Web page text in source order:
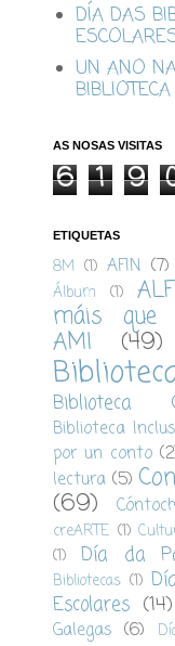
DÍA DAS
UN ANO
BIBLIOTECA
AS NOSAS VISITAS
6 1 9
ETIQUETAS
8M (1) AFIN (7)
Álbum
(1)
máis que
AMI (49)
Biblioteca
Biblioteca
por un conto
lectura (5)
(69)
creARTE (1)
(1)
Día da
Bibliotecas (1)
Escolares (14)
Galegas (6)